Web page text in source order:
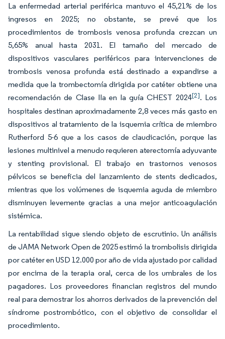
La enfermedad arterial periférica mantuvo el 45,21% de los
ingresos en 2025; no obstante, se prevé que los
procedimientos de trombosis venosa profunda crezcan un
5,65% anual hasta 2031. El tamaño del mercado de
dispositivos vasculares periféricos para intervenciones de
trombosis venosa profunda está destinado a expandirse a
medida que la trombectomía dirigida por catéter obtiene una
recomendación de Clase IIa en la guía CHEST 2024[2]. Los
hospitales destinan aproximadamente 2,8 veces más gasto en
dispositivos al tratamiento de la isquemia crítica de miembro
Rutherford 5-6 que a los casos de claudicación, porque las
lesiones multinivel a menudo requieren aterectomía adyuvante
y stenting provisional. El trabajo en trastornos venosos
pélvicos se beneficia del lanzamiento de stents dedicados,
mientras que los volúmenes de isquemia aguda de miembro
disminuyen levemente gracias a una mejor anticoagulación
sistémica.
La rentabilidad sigue siendo objeto de escrutinio. Un análisis
de JAMA Network Open de 2025 estimó la trombolisis dirigida
por catéter en USD 12.000 por año de vida ajustado por calidad
por encima de la terapia oral, cerca de los umbrales de los
pagadores. Los proveedores financian registros del mundo
real para demostrar los ahorros derivados de la prevención del
síndrome postrombótico, con el objetivo de consolidar el
procedimiento.